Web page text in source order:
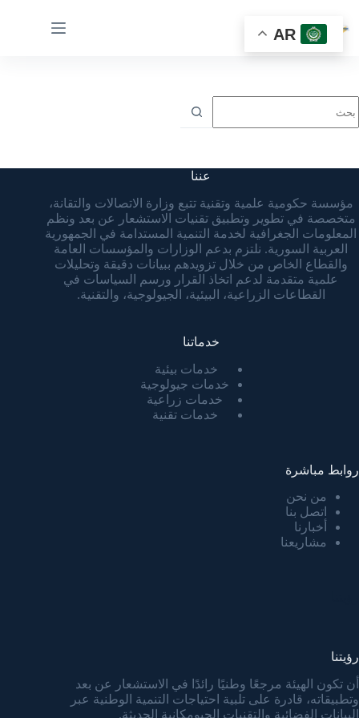
عننا
مؤسسة حكومية علمية وتقنية تتبع وزارة الاتصالات والتقانة،
متخصصة في تطوير وتطبيق تقنيات الاستشعار عن بعد ونظم
المعلومات الجغرافية لخدمة التنمية المستدامة في الجمهورية
العربية السورية. نلتزم بدعم الوزارات والمؤسسات العامة
والقطاع الخاص من خلال تزويدهم ببيانات دقيقة وتحليلات
علمية متقدمة لدعم اتخاذ القرار ورسم السياسات في
القطاعات الزراعية، البيئية، الجيولوجية، والتقنية.
خدماتنا
خدمات بيئية
خدمات جيولوجية
خدمات زراعية
خدمات تقنية
روابط مباشرة
من نحن
اتصل بنا
أخبارنا
مشاريعنا
رؤيتنا
أن تكون الهيئة مرجعًا وطنيًا رائدًا في الاستشعار عن بعد
وتطبيقاته، قادرة على تلبية احتياجات التنمية الوطنية عبر
البيانات الفضائية والتقنيات الجيومكانية الحديثة.
AR